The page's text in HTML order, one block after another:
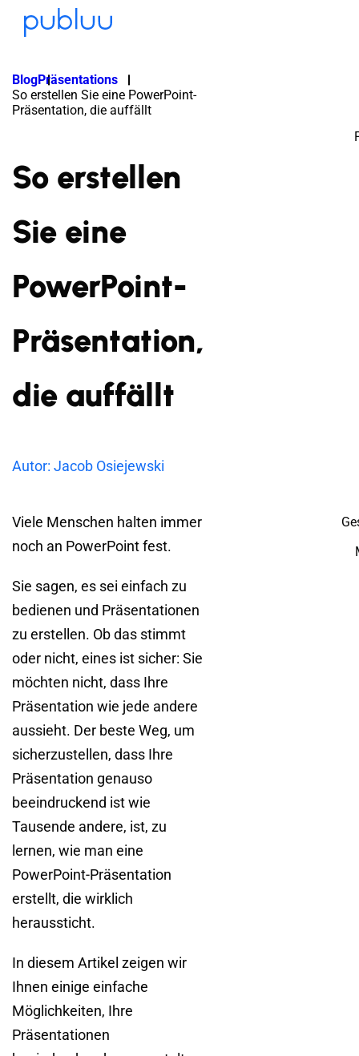
BlogPräsentations
So erstellen Sie eine PowerPoint-
Präsentation, die auffällt
So erstellen
Sie eine
PowerPoint-
Präsentation,
die auffällt
Autor: Jacob Osiejewski
Viele Menschen halten immer
noch an PowerPoint fest.
Sie sagen, es sei einfach zu
bedienen und Präsentationen
zu erstellen. Ob das stimmt
oder nicht, eines ist sicher: Sie
möchten nicht, dass Ihre
Präsentation wie jede andere
aussieht. Der beste Weg, um
sicherzustellen, dass Ihre
Präsentation genauso
beeindruckend ist wie
Tausende andere, ist, zu
lernen, wie man eine
PowerPoint-Präsentation
erstellt, die wirklich
heraussticht.
In diesem Artikel zeigen wir
Ihnen einige einfache
Möglichkeiten, Ihre
Präsentationen